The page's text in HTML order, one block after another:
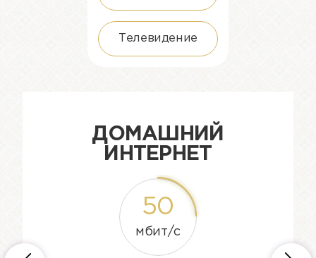
Телевидение
ДОМАШНИЙ
ИНТЕРНЕТ
50
мбит/c